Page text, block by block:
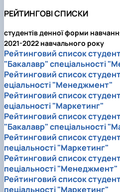
РЕЙТИНГОВІ СПИСКИ
студентів денної форми
2021-2022 навчального року
Рейтинговий список
"Бакалавр" спеціальності
Рейтинговий список
еціальності "Менеджмент"
Рейтинговий список
еціальності "Маркетинг"
Рейтинговий список
"Бакалавр" спеціальності
Рейтинговий список
пеціальності "Маркетинг"
Рейтинговий список
пеціальності "Менеджмент"
Рейтинговий список
пеціальності "Маркетинг"